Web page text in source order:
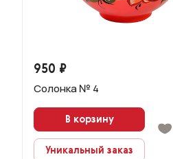
950 ₽
Солонка № 4
В корзину
Уникальный заказ